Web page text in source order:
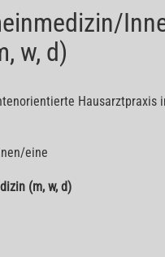
w, d)
Hausarztpraxis
eine
(m, w, d)